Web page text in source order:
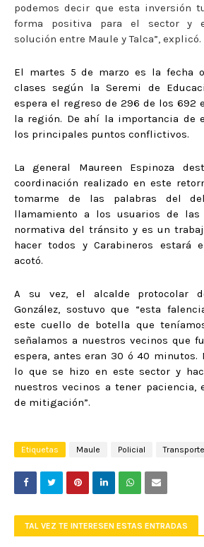
podemos decir que esta inversión
forma positiva para el sector y
solución entre Maule y Talca”, explicó.
El martes 5 de marzo es la fecha
clases según la Seremi de
espera el regreso de 296 de los 692
la región. De ahí la importancia de
los principales puntos conflictivos.
La general Maureen Espinoza
coordinación realizado en este
tomarme de las palabras del
llamamiento a los usuarios de
normativa del tránsito y es un
hacer todos y Carabineros estará
acotó.
A su vez, el alcalde protocolar
González, sostuvo que “esta
este cuello de botella que
señalamos a nuestros vecinos que
espera, antes eran 30 ó 40 minutos.
lo que se hizo en este sector y
nuestros vecinos a tener paciencia,
de mitigación”.
Etiquetas Maule Policial Transporte
TAL VEZ TE INTERESEN ESTAS ENTRADAS